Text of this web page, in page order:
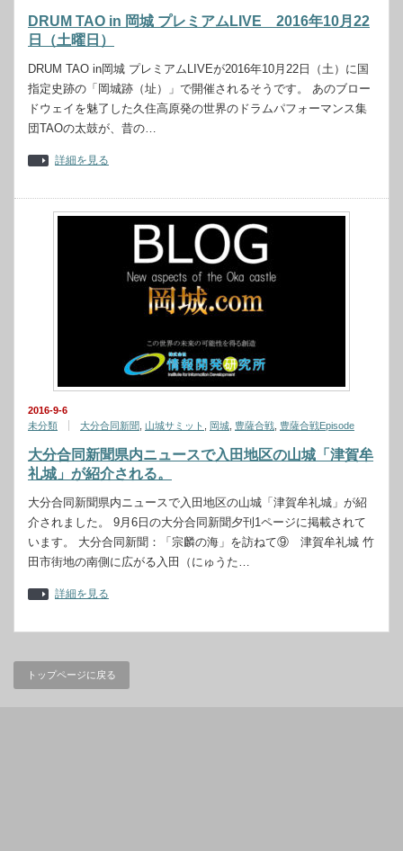
DRUM TAO in 岡城 プレミアムLIVE 2016年10月22
日（土曜日）
DRUM TAO in岡城 プレミアムLIVEが2016年10月22日（土）に国
指定史跡の「岡城跡（址）」で開催されるそうです。 あのブロー
ドウェイを魅了した久住高原発の世界のドラムパフォーマンス集
団TAOの太鼓が、昔の…
詳細を見る
2016-9-6
未分類
大分合同新聞 山城サミット 岡城 豊薩合戦 豊薩合戦Episode
大分合同新聞県内ニュースで入田地区の山城「津賀牟
礼城」が紹介される。
大分合同新聞県内ニュースで入田地区の山城「津賀牟礼城」が紹
介されました。 9月6日の大分合同新聞夕刊1ページに掲載されて
います。 大分合同新聞：「宗麟の海」を訪ねて⑨ 津賀牟礼城 竹
田市街地の南側に広がる入田（にゅうた…
詳細を見る
トップページに戻る